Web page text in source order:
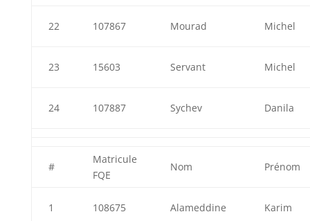
22 107867 Mourad Michel
23 15603 Servant Michel
24 107887 Sychev Danila
#
Matricule
FQE
Nom Prénom
1 108675 Alameddine Karim